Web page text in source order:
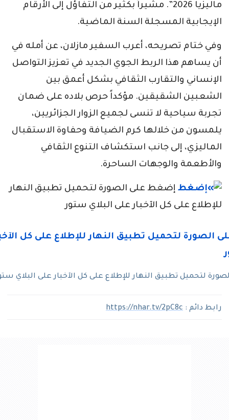
ماليزيا 2026”. مشيراً بكثير من التفاؤل إلى الأرقام
الإيجابية المسجلة السنة الماضية.
​وفي ختام تصريحه، أعرب السفير مازلان، عن أمله في
أن يساهم هذا الربط الجوي الجديد في تعزيز التواصل
الإنساني والتقارب الثقافي بشكل أعمق بين
الشعبين الشقيقين. مؤكداً حرص بلاده على ضمان
تجربة سياحية لا تنسى لجميع الزوار الجزائريين،
يلمسون من خلالها كرم الضيافة وحفاوة الاستقبال
الماليزي، إلى جانب استكشاف التنوع الثقافي
والأطعمة والوجهات الساحرة.
إضغط على الصورة لتحميل تطبيق النهار
للإطلاع على كل الآخبار على البلاي ستور
لتحميل تطبيق النهار للإطلاع على كل الآخبار على البلاي
رابط دائم : https://nhar.tv/2pC8c